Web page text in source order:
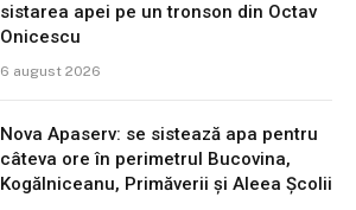
sistarea apei pe un tronson din Octav
Onicescu
6 august 2026
Nova Apaserv: se sistează apa pentru
câteva ore în perimetrul Bucovina,
Kogălniceanu, Primăverii și Aleea Școlii